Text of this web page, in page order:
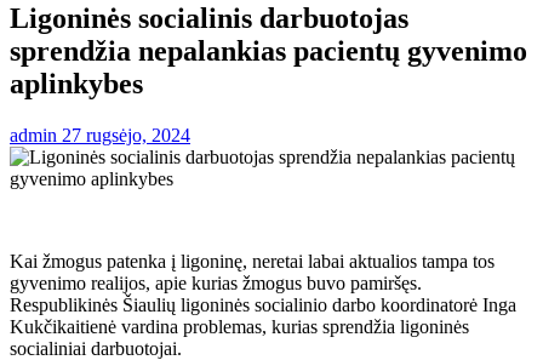
Ligoninės socialinis darbuotojas
sprendžia nepalankias pacientų gyvenimo
aplinkybes
admin 27 rugsėjo, 2024
Kai žmogus patenka į ligoninę, neretai labai aktualios tampa tos
gyvenimo realijos, apie kurias žmogus buvo pamiršęs.
Respublikinės Šiaulių ligoninės socialinio darbo koordinatorė Inga
Kukčikaitienė vardina problemas, kurias sprendžia ligoninės
socialiniai darbuotojai.